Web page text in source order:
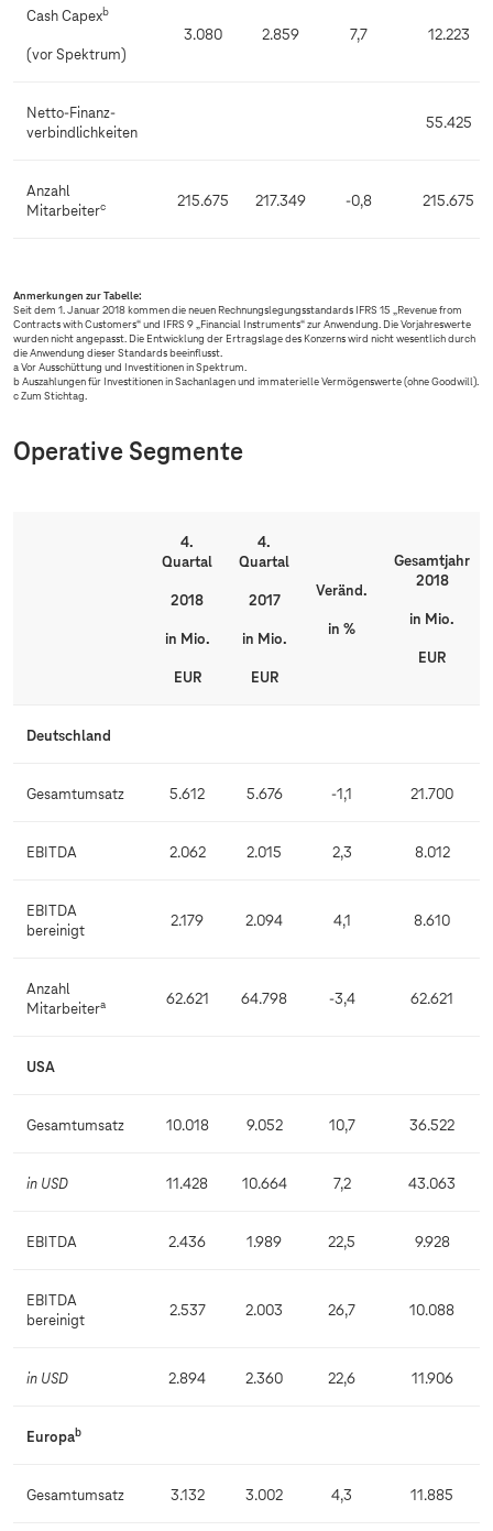
Cash Capexb
(vor Spektrum)
3.080 2.859 7,7 12.223
Netto-Finanz-
verbindlichkeiten
55.425
Anzahl
Mitarbeiterc 215.675 217.349 -0,8 215.675
Anmerkungen zur Tabelle:
Seit dem 1. Januar 2018 kommen die neuen Rechnungslegungsstandards IFRS 15 „Revenue from
Contracts with Customers“ und IFRS 9 „Financial Instruments“ zur Anwendung. Die Vorjahreswerte
wurden nicht angepasst. Die Entwicklung der Ertragslage des Konzerns wird nicht wesentlich durch
die Anwendung dieser Standards beeinflusst.
a Vor Ausschüttung und Investitionen in Spektrum.
b Auszahlungen für Investitionen in Sachanlagen und immaterielle Vermögenswerte (ohne Goodwill).
c Zum Stichtag.
Operative Segmente
4.
Quartal
2018
in Mio.
EUR
4.
Quartal
2017
in Mio.
EUR
Veränd.
in %
Gesamtjahr
2018
in Mio.
EUR
Deutschland
Gesamtumsatz 5.612 5.676 -1,1 21.700
EBITDA 2.062 2.015 2,3 8.012
EBITDA
bereinigt
2.179 2.094 4,1 8.610
Anzahl
Mitarbeitera 62.621 64.798 -3,4 62.621
USA
Gesamtumsatz 10.018 9.052 10,7 36.522
in USD 11.428 10.664 7,2 43.063
EBITDA 2.436 1.989 22,5 9.928
EBITDA
bereinigt
2.537 2.003 26,7 10.088
in USD 2.894 2.360 22,6 11.906
Europab
Gesamtumsatz 3.132 3.002 4,3 11.885